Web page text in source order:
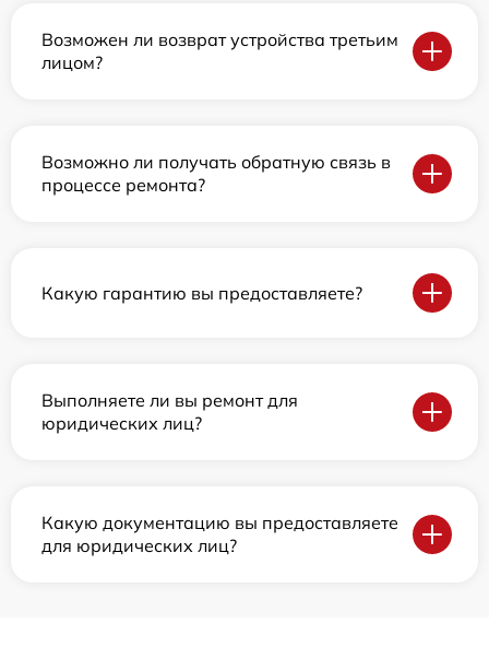
Возможен ли возврат устройства третьим
лицом?
Возможно ли получать обратную связь в
процессе ремонта?
Какую гарантию вы предоставляете?
Выполняете ли вы ремонт для
юридических лиц?
Какую документацию вы предоставляете
для юридических лиц?